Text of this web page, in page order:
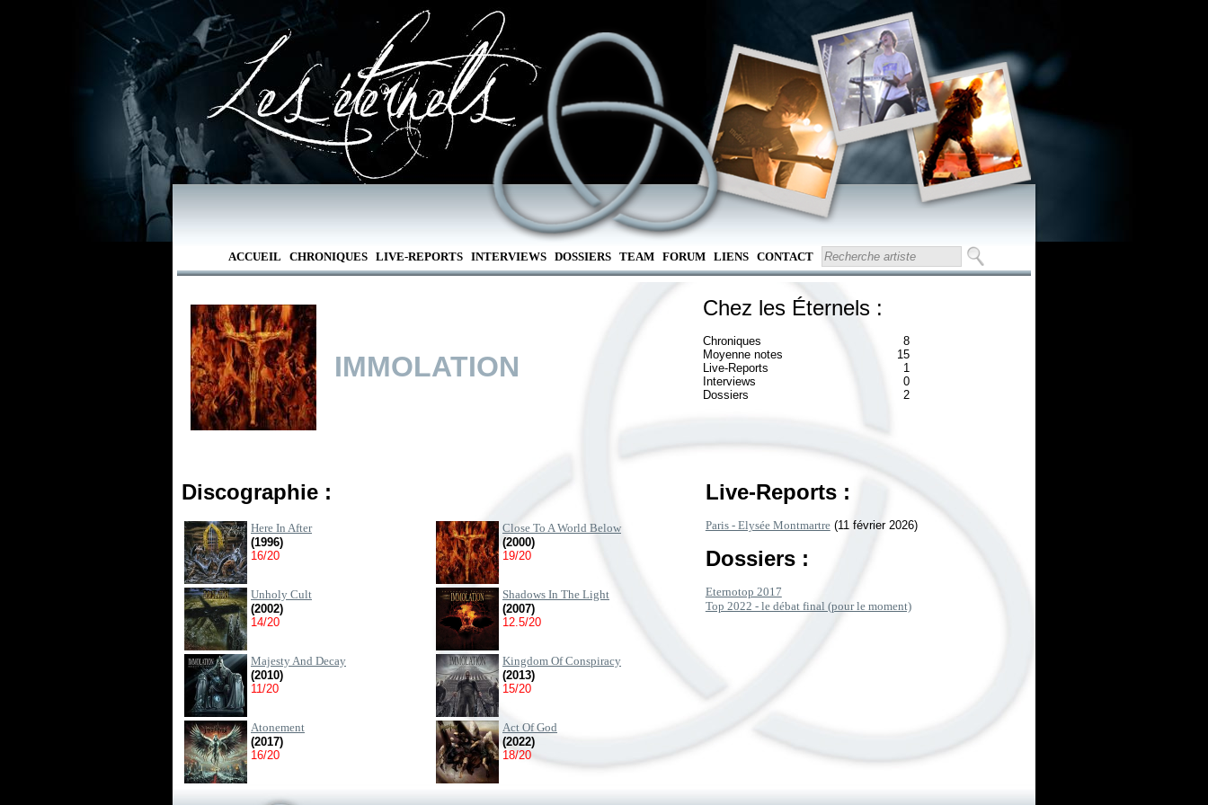
ACCUEIL CHRONIQUES LIVE-REPORTS INTERVIEWS DOSSIERS TEAM FORUM LIENS CONTACT
IMMOLATION
Chez les Éternels :
Chroniques
8
Moyenne notes
15
Live-Reports
1
Interviews
0
Dossiers
2
Discographie :
Here In After
(1996)
16/20
Close To A World Below
(2000)
19/20
Unholy Cult
(2002)
14/20
Shadows In The Light
(2007)
12.5/20
Majesty And Decay
(2010)
11/20
Kingdom Of Conspiracy
(2013)
15/20
Atonement
(2017)
16/20
Act Of God
(2022)
18/20
Live-Reports :
Paris - Elysée Montmartre(11 février 2026)
Dossiers :
Eternotop 2017
Top 2022 - le débat final (pour le moment)